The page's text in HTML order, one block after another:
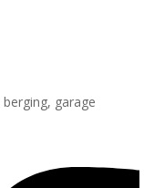
berging, garage